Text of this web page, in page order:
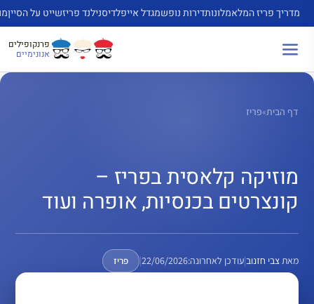
לדלג
לתוכן
מדריך פריז המלאמלונותדירות נופשמגדל אייפלדיסנילנד פריזשייט על הסיין
פרנקופילים
אנונימיים
דף הבית»פריז
מוזיקה קלאסית בפריז –
קונצרטים בכנסיות, אופרה ועוד
מאתצבי חזנוב|עודכן לאחרונה:22/06/2026
| פריז